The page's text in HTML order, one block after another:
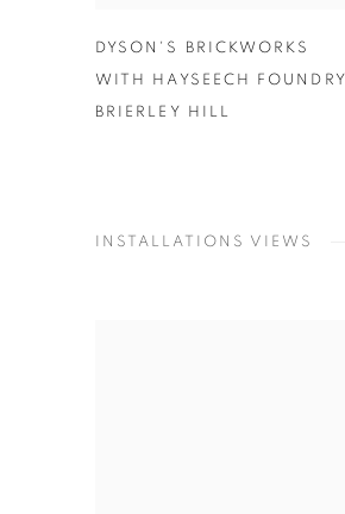
DYSON'S BRICKWORKS
WITH HAYSEECH FOUNDRY
BRIERLEY HILL
INSTALLATIONS VIEWS